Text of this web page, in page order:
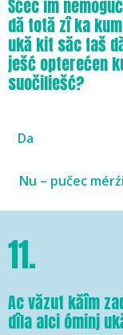
Šćec îm
dă totă zî ka
ukă kit săc faš
ješć opterećen
suočiliešć?
Da
Nu – pučec
11.
Ac văzut kăîm
dîla alci óminj